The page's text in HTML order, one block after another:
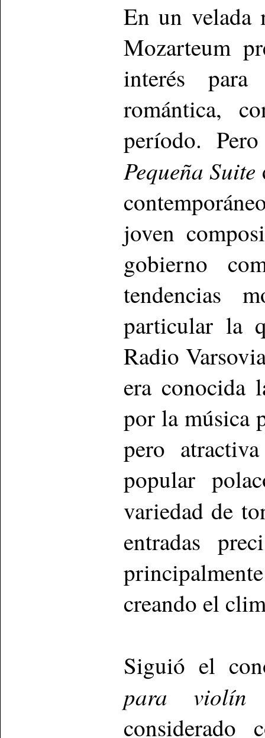
En un velada
Mozarteum
interés
romántica,
período.
Pequeña Suite
joven
gobierno
tendencias
particular la
Radio
era conocida
por la música
pero
popular
variedad de
entradas
creando el
Siguió el
para violín